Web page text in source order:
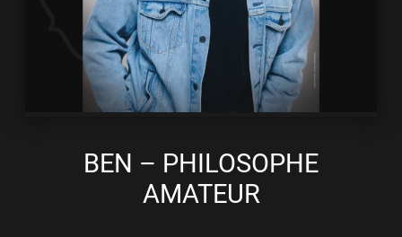
BEN – PHILOSOPHE
AMATEUR